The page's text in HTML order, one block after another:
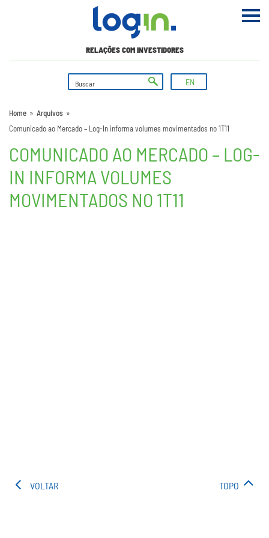
RELAÇÕES COM INVESTIDORES
EN
Home » Arquivos »
Comunicado ao Mercado – Log-In informa volumes movimentados no 1T11
COMUNICADO AO MERCADO – LOG-
IN INFORMA VOLUMES
MOVIMENTADOS NO 1T11
VOLTAR TOPO